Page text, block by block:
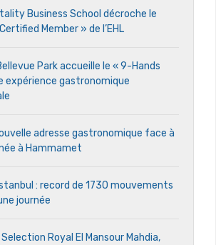
Business School décroche le
Member » de l’EHL
Park accueille le « 9-Hands
expérience gastronomique
adresse gastronomique face à
à Hammamet
: record de 1730 mouvements
journée
Royal El Mansour Mahdia,